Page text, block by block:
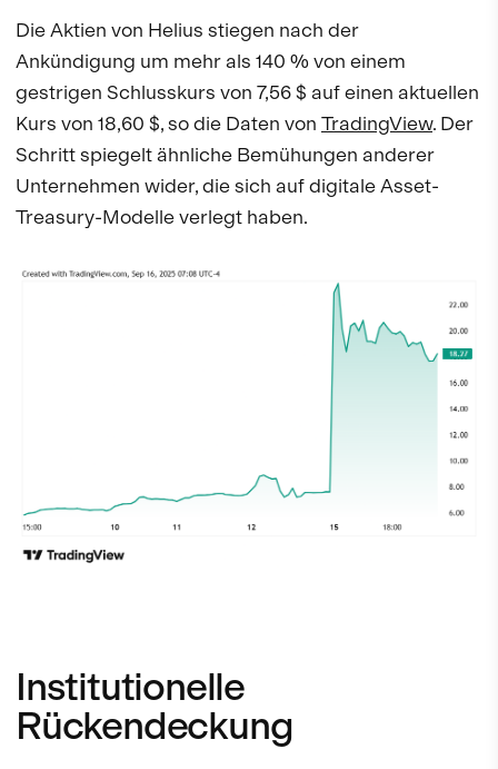
Die Aktien von Helius stiegen nach der
Ankündigung um mehr als 140 % von einem
gestrigen Schlusskurs von 7,56 $ auf einen aktuellen
Kurs von 18,60 $, so die Daten von TradingView. Der
Schritt spiegelt ähnliche Bemühungen anderer
Unternehmen wider, die sich auf digitale Asset-
Treasury-Modelle verlegt haben.
Institutionelle
Rückendeckung